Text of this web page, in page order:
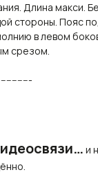
Длина макси.
стороны. Пояс
в левом
срезом.
и